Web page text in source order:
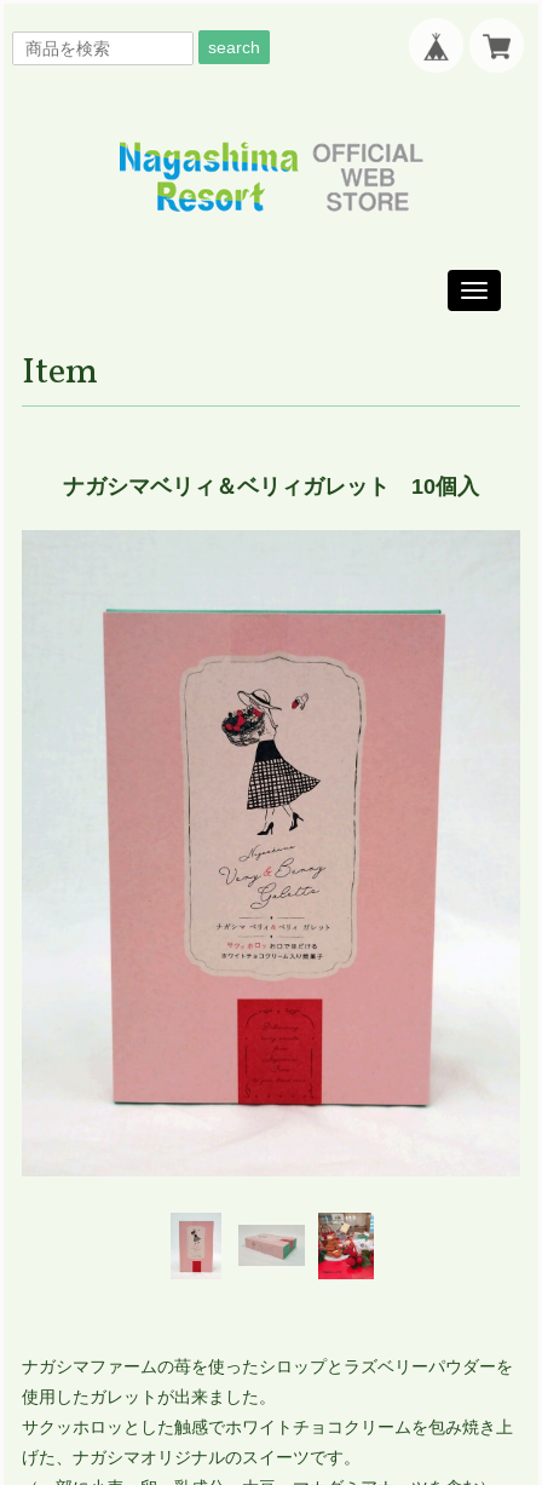
search
Toggle
Item
ナガシマベリィ＆ベリィガレット 10個入
ナガシマファームの苺を使ったシロップとラズベリーパウダーを
使用したガレットが出来ました。
サクッホロッとした触感でホワイトチョコクリームを包み焼き上
げた、ナガシマオリジナルのスイーツです。